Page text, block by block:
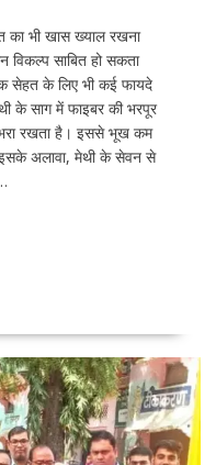
का भी खास ख्याल रखना
विकल्प साबित हो सकता
सेहत के लिए भी कई फायदे
के साग में फाइबर की भरपूर
रखता है। इससे भूख कम
इसके अलावा, मेथी के सेवन से